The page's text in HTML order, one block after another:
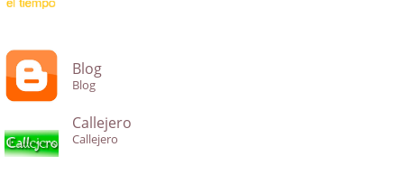
Blog
Blog
Callejero
Callejero